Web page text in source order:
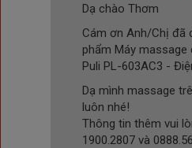
Dạ chào Thơm
Cám ơn Anh/Chị đã
phẩm Máy
Puli PL-603AC3 -
Dạ mình massage
luôn nhé!
Thông tin thêm vui
1900.2807 và